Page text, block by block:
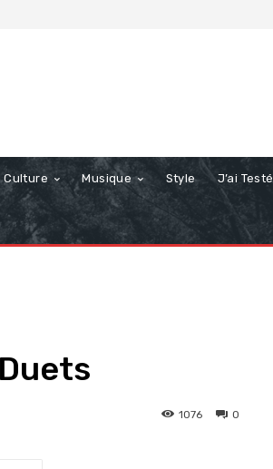
Culture Musique Style J’ai Testé
0
1076